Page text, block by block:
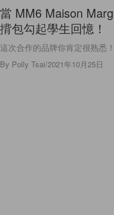
當 MM6 Maison
揹包勾起學生回憶！
這次合作的品牌你肯定很熟悉
By Polly Tsai/2021年10月25日